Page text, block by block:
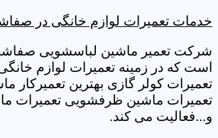
خدمات تعمیرات لوازم خانگی در
شرکت تعمیر ماشین لباسشویی
است که در زمینه تعمیرات لوازم
تعمیرات کولر گازی بهترین تعمیرکار
تعمیرات ماشین ظرفشویی تعمیرات
و...فعالیت می کند.